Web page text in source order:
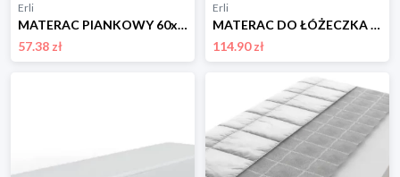
Erli
MATERAC PIANKOWY 60x120cm dziecięcy DO ŁÓŻECZKA pokrowiec BAWEŁNA 135
57.38 zł
Erli
MATERAC DO ŁÓŻECZKA GRYKA + PIANKA + KOKOS 120 x 60
114.90 zł